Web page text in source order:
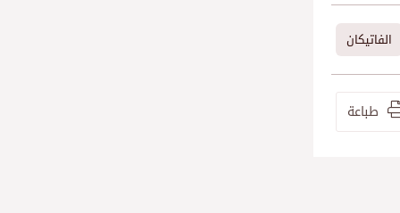
الفاتيكان
طباعة